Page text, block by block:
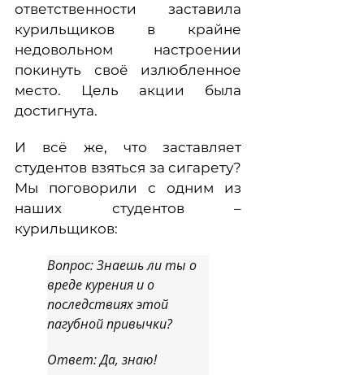
ответственности заставила
курильщиков в крайне
недовольном настроении
покинуть своё излюбленное
место. Цель акции была
достигнута.
И всё же, что заставляет
студентов взяться за сигарету?
Мы поговорили с одним из
наших студентов –
курильщиков:
Вопрос: Знаешь ли ты о
вреде курения и о
последствиях этой
пагубной привычки?
Ответ: Да, знаю!